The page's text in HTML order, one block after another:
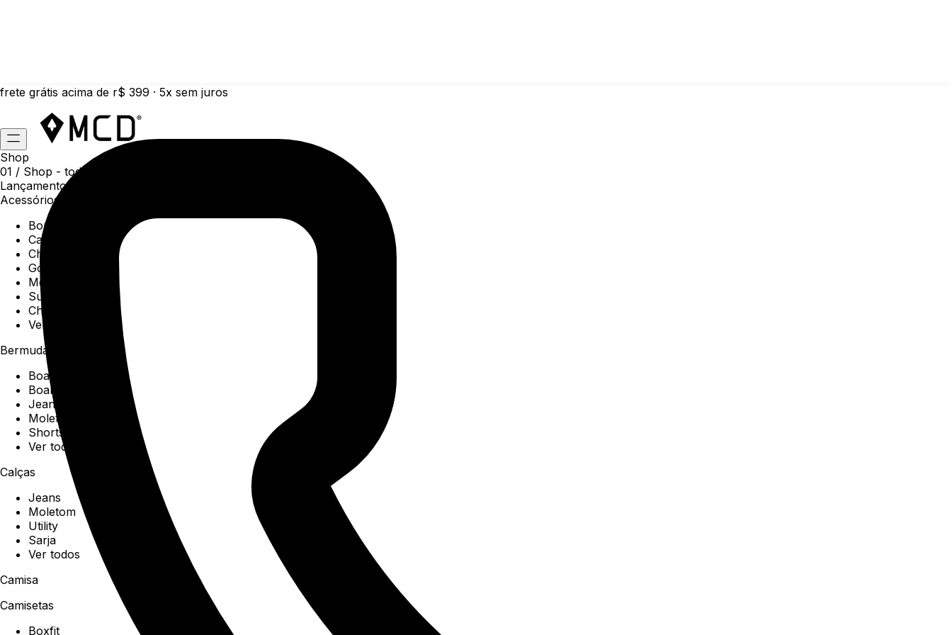
frete grátis acima de r$ 399 · 5x sem juros
Shop
01 / Shop - todas as categorias da coleção atual
Lançamentos da semana
Acessórios
Boné
Carteiras
Chaveiros
Gorros
Meias
Sunga
Chinelos
Ver todos
Bermudas
Boardshorts
Boardwalk
Jeans
Moletom
Shorts
Ver todos
Calças
Jeans
Moletom
Utility
Sarja
Ver todos
Camisa
Camisetas
Boxfit